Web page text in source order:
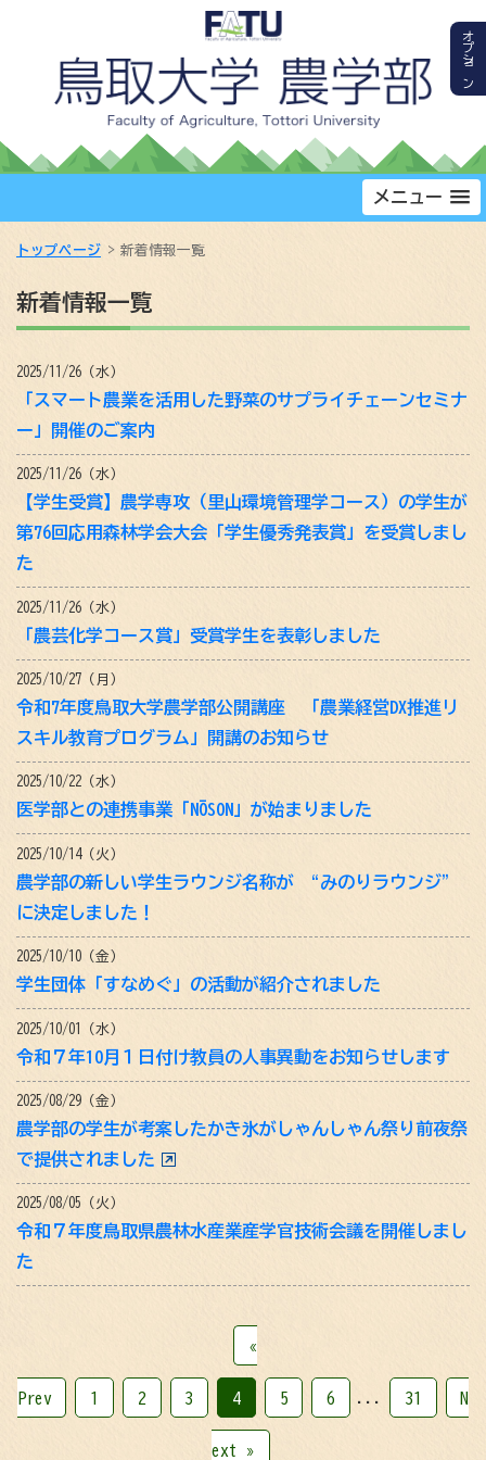
メニュー
トップページ 新着情報一覧
新着情報一覧
2025/11/26（水）
「スマート農業を活用した野菜のサプライチェーンセミナ
ー」開催のご案内
2025/11/26（水）
【学生受賞】農学専攻（里山環境管理学コース）の学生が
第76回応用森林学会大会「学生優秀発表賞」を受賞しまし
た
2025/11/26（水）
「農芸化学コース賞」受賞学生を表彰しました
2025/10/27（月）
令和7年度鳥取大学農学部公開講座 「農業経営DX推進リ
スキル教育プログラム」開講のお知らせ
2025/10/22（水）
医学部との連携事業「NŌSON」が始まりました
2025/10/14（火）
農学部の新しい学生ラウンジ名称が “みのりラウンジ”
に決定しました！
2025/10/10（金）
学生団体「すなめぐ」の活動が紹介されました
2025/10/01（水）
令和７年10月１日付け教員の人事異動をお知らせします
2025/08/29（金）
農学部の学生が考案したかき氷がしゃんしゃん祭り前夜祭
で提供されました
2025/08/05（火）
令和７年度鳥取県農林水産業産学官技術会議を開催しまし
た
«
Prev 1 2 3 4 5 6 ... 31 N
ext »
オプション